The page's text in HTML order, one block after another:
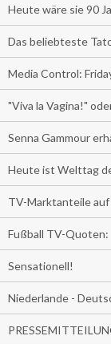
Heute wäre sie 90
Das beliebteste
Media Control:
"Viva la Vagina!"
Senna Gammour
Heute ist Welttag
TV-Marktanteile auf
Fußball TV-Quoten:
Sensationell!
Niederlande -